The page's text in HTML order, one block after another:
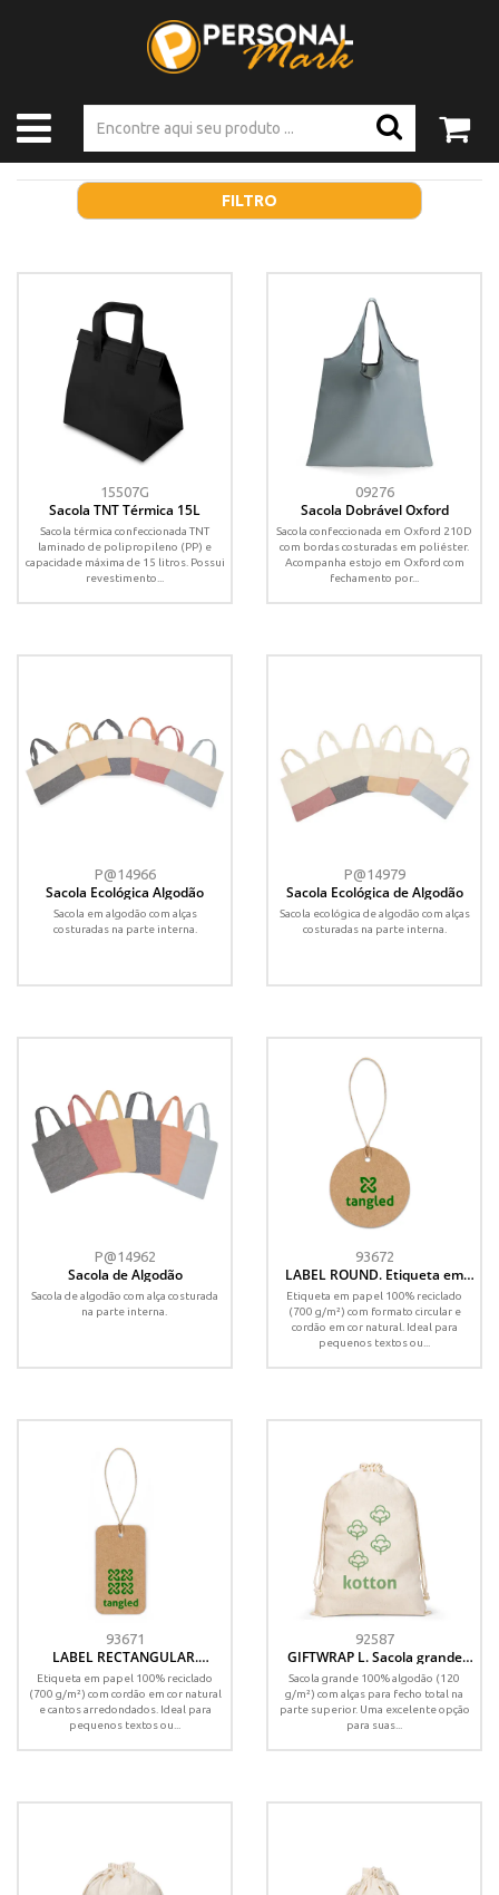
FILTRO
15507G
Sacola TNT Térmica 15L
Sacola térmica confeccionada TNT
laminado de polipropileno (PP) e
capacidade máxima de 15 litros. Possui
revestimento...
09276
Sacola Dobrável Oxford
Sacola confeccionada em Oxford 210D
com bordas costuradas em poliéster.
Acompanha estojo em Oxford com
fechamento por...
P@14966
Sacola Ecológica Algodão
Sacola em algodão com alças
costuradas na parte interna.
P@14979
Sacola Ecológica de Algodão
Sacola ecológica de algodão com alças
costuradas na parte interna.
P@14962
Sacola de Algodão
Sacola de algodão com alça costurada
na parte interna.
93672
LABEL ROUND. Etiqueta em
papel 100% reciclado (700
g/m²) com formato circular
Etiqueta em papel 100% reciclado
(700 g/m²) com formato circular e
cordão em cor natural. Ideal para
pequenos textos ou...
93671
LABEL RECTANGULAR.
Etiqueta em papel 100%
reciclado (700 g/m²) com
formato retangular
Etiqueta em papel 100% reciclado
(700 g/m²) com cordão em cor natural
e cantos arredondados. Ideal para
pequenos textos ou...
92587
GIFTWRAP L. Sacola grande
100% algodão (120 g/m²)
Sacola grande 100% algodão (120
g/m²) com alças para fecho total na
parte superior. Uma excelente opção
para suas...